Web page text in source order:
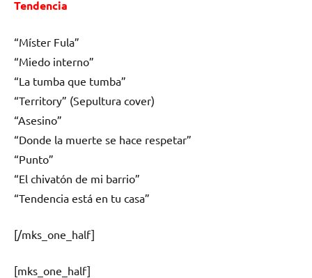
Tendencia
“Míster Fula”
“Miedo interno”
“La tumba que tumba”
“Territory” (Sepultura cover)
“Asesino”
“Donde la muerte se hace respetar”
“Punto”
“El chivatón de mi barrio”
“Tendencia está en tu casa”
[/mks_one_half]
[mks_one_half]